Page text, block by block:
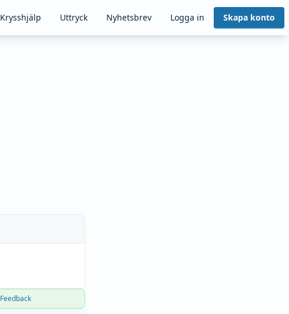
Krysshjälp Uttryck Nyhetsbrev Logga in Skapa konto
Feedback